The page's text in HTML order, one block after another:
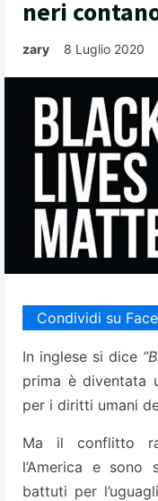
neri
zary 8 Luglio 2020
Condividi su
In inglese si dice
prima è diventata
per i diritti umani
Ma il conflitto
l’America e
battuti per